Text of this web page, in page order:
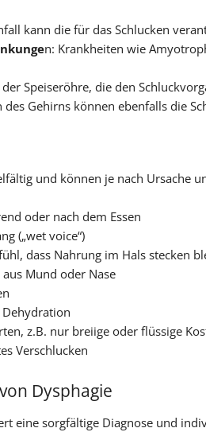
kann die für das Schlucken
n: Krankheiten wie
Speiseröhre, die den
des Gehirns können ebenfalls die
und können je nach Ursache
oder nach dem Essen
(„wet voice“)
dass Nahrung im Hals stecken
Mund oder Nase
z.B. nur breiige oder flüssige
Verschlucken
Dysphagie
eine sorgfältige Diagnose und